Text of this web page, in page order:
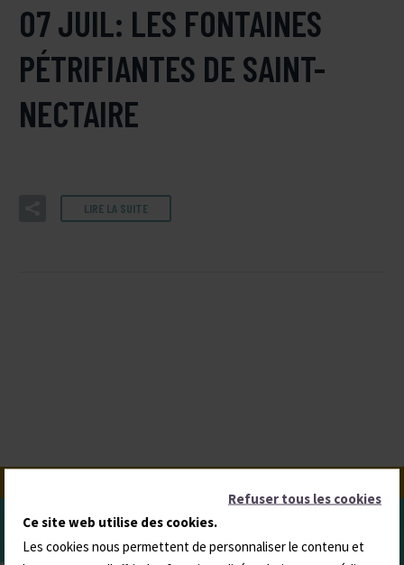
Refuser tous les cookies
Ce site web utilise des cookies.
Les cookies nous permettent de personnaliser le contenu et
07 JUIL: LES FONTAINES
PÉTRIFIANTES DE SAINT-
NECTAIRE
LIRE LA SUITE